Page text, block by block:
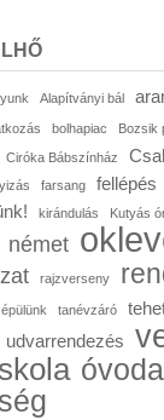
Alapítványi bál
bolhapiac Bozsik
Ciróka Bábszínház
farsang fellépés
kirándulás Kutyás
német
rajzverseny
tanévzáró
udvarrendezés
óvoda